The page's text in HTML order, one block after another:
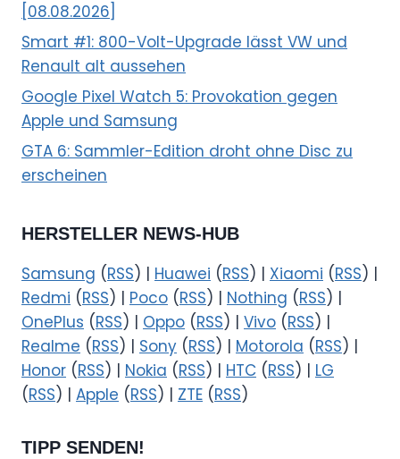
[08.08.2026]
Smart #1: 800-Volt-Upgrade lässt VW und
Renault alt aussehen
Google Pixel Watch 5: Provokation gegen
Apple und Samsung
GTA 6: Sammler-Edition droht ohne Disc zu
erscheinen
HERSTELLER NEWS-HUB
Samsung (RSS) | Huawei (RSS) | Xiaomi (RSS) |
Redmi (RSS) | Poco (RSS) | Nothing (RSS) |
OnePlus (RSS) | Oppo (RSS) | Vivo (RSS) |
Realme (RSS) | Sony (RSS) | Motorola (RSS) |
Honor (RSS) | Nokia (RSS) | HTC (RSS) | LG
(RSS) | Apple (RSS) | ZTE (RSS)
TIPP SENDEN!